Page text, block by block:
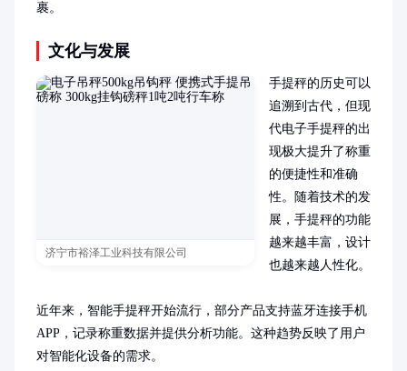
裹。
文化与发展
济宁市裕泽工业科技有限公司
手提秤的历史可以
追溯到古代，但现
代电子手提秤的出
现极大提升了称重
的便捷性和准确
性。随着技术的发
展，手提秤的功能
越来越丰富，设计
也越来越人性化。
近年来，智能手提秤开始流行，部分产品支持蓝牙连接手机
APP，记录称重数据并提供分析功能。这种趋势反映了用户
对智能化设备的需求。